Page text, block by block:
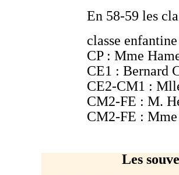
En 58-59 les
classe
CP : Mme
CE1 : Bernard
CE2-CM1 :
CM2-FE : M.
CM2-FE :
Les